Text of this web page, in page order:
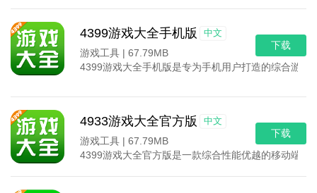
4399游戏大全手机版 中文
游戏工具 | 67.79MB
4399游戏大全手机版是专为手机用户打造的综合游
下载
4933游戏大全官方版 中文
游戏工具 | 67.79MB
4399游戏大全官方版是一款综合性能优越的移动端
下载